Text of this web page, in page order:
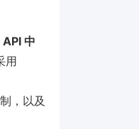
中
用
，以及